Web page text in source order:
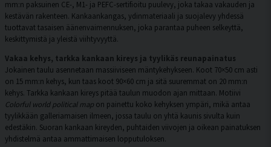
mm:n paksuinen CE-, M1- ja PEFC-sertifioitu puulevy, joka takaa vakauden ja
kestävän rakenteen. Kankaankangas, ydinmateriaali ja suojalevy yhdessä
tuottavat tasaisen äänenvaimennuksen, joka parantaa puheen selkeyttä,
keskittymistä ja yleistä viihtyvyyttä.
Vakaa kehys, tarkka kankaan kireys ja tyylikäs reunapainatus
Jokainen taulu asennetaan massiiviseen mäntykehykseen. Koot 70×50 cm asti
on 15 mm:n kehys, kun taas koot 90×60 cm ja sitä suuremmat on 20 mm:n
kehys. Tarkka kankaan kireys pitää taulun muodon ajan mittaan. Motiivi
Colorful world political map on painettu koko kehyksen ympäri, mikä antaa
tyylikkään galleriamaisen ilmeen, jossa taulu on yhtä kaunis sivulta kuin
edestäkin. Suoran kankaan kireyden, puhtaiden viivojen ja oikean painatuksen
yhdistelmä antaa ammattimaisen lopputuloksen.